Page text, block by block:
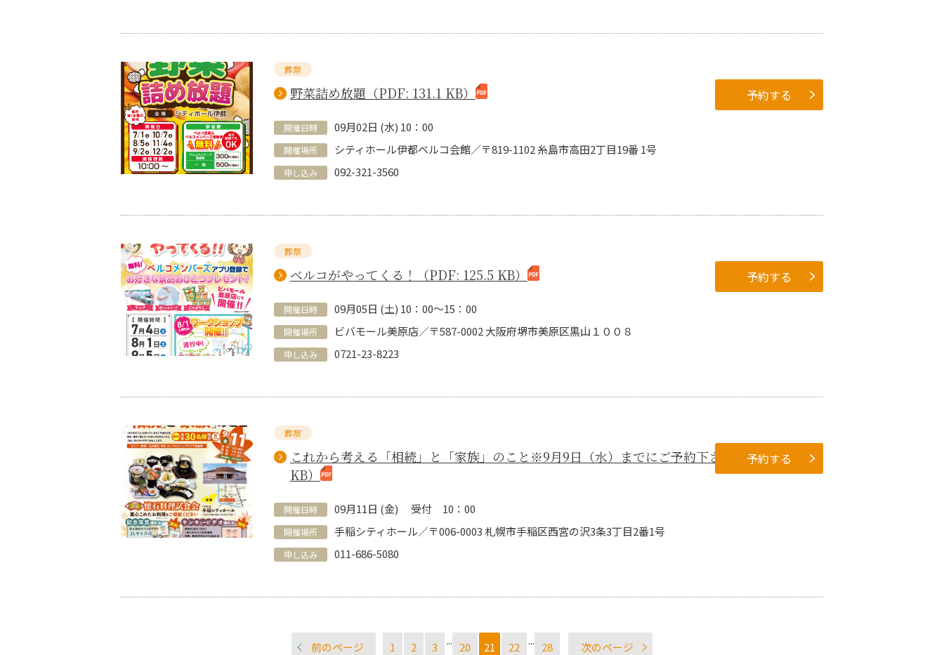
葬祭
予約する
野菜詰め放題（PDF: 131.1 KB）
開催日時 09月02日 (水) 10：00
開催場所 シティホール伊都ベルコ会館／〒819-1102 糸島市高田2丁目19番 1号
申し込み 092-321-3560
葬祭
予約する
ベルコがやってくる！（PDF: 125.5 KB）
開催日時 09月05日 (土) 10：00～15：00
開催場所 ビバモール美原店／〒587-0002 大阪府堺市美原区黒山１００８
申し込み 0721-23-8223
葬祭
予約する
これから考える「相続」と「家族」のこと※9月9日（水）までにご予約下さい（PDF: 5263.7
KB）
開催日時 09月11日 (金) 受付 10：00
開催場所 手稲シティホール／〒006-0003 札幌市手稲区西宮の沢3条3丁目2番1号
申し込み 011-686-5080
前のページ 1 2 3 ... 20 21 22 ... 28 次のページ